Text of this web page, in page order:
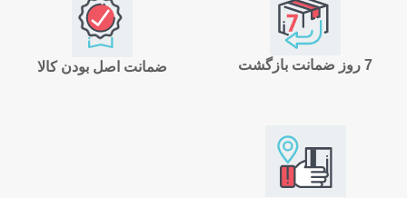
ضمانت اصل بودن کالا 7 روز ضمانت بازگشت